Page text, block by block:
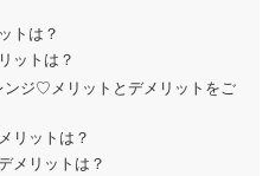
トは？
ットは？
ンジ♡メリットとデメリットをご
リットは？
メリットは？